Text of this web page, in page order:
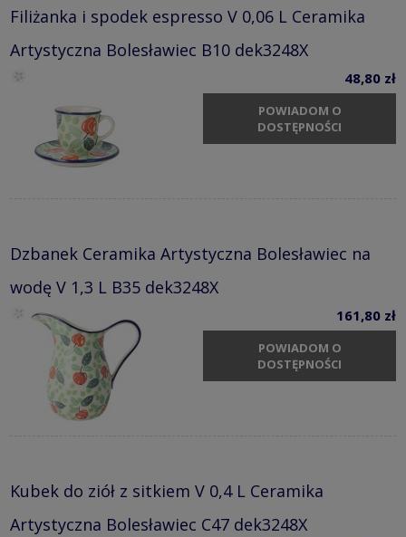
Filiżanka i spodek espresso V 0,06 L Ceramika
Artystyczna Bolesławiec B10 dek3248X
48,80 zł
POWIADOM O
DOSTĘPNOŚCI
Dzbanek Ceramika Artystyczna Bolesławiec na
wodę V 1,3 L B35 dek3248X
161,80 zł
POWIADOM O
DOSTĘPNOŚCI
Kubek do ziół z sitkiem V 0,4 L Ceramika
Artystyczna Bolesławiec C47 dek3248X